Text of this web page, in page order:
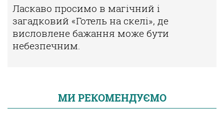
Ласкаво просимо в магічний і
загадковий «Готель на скелі», де
висловлене бажання може бути
небезпечним.
МИ РЕКОМЕНДУЄМО